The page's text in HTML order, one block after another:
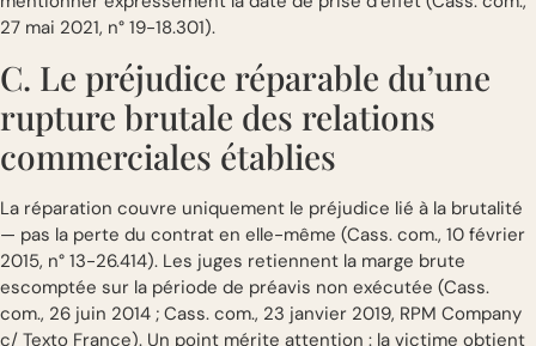
27 mai 2021, n° 19-18.301).
C. Le préjudice réparable du’une
rupture brutale des relations
commerciales établies
La réparation couvre uniquement le préjudice lié à la brutalité
— pas la perte du contrat en elle-même (Cass. com., 10 février
2015, n° 13-26.414). Les juges retiennent la marge brute
escomptée sur la période de préavis non exécutée (Cass.
com., 26 juin 2014 ; Cass. com., 23 janvier 2019, RPM Company
c/ Texto France). Un point mérite attention : la victime obtient